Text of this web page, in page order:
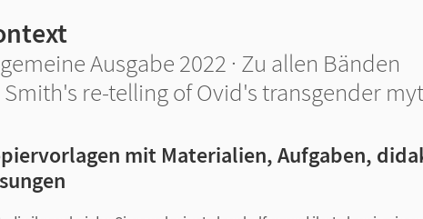
Ausgabe 2022 · Zu allen Bänden
Smith's re-telling of Ovid's transgender
mit Materialien, Aufgaben,